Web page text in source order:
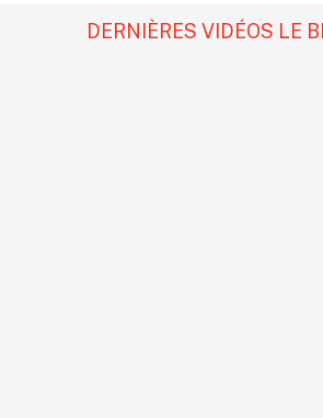
DERNIÈRES VIDÉOS LE